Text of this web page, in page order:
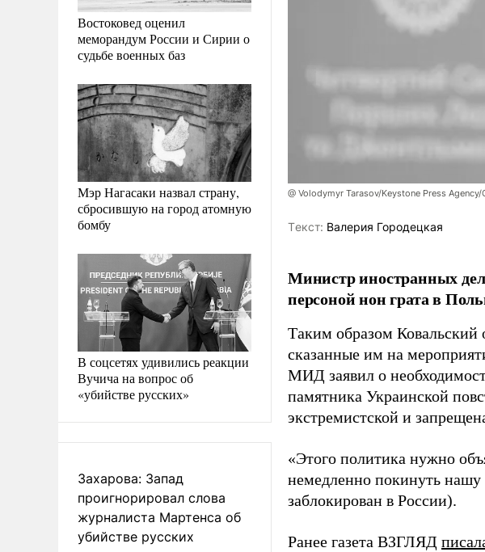
Востоковед оценил
меморандум России и Сирии о
судьбе военных баз
Мэр Нагасаки назвал страну,
сбросившую на город атомную
бомбу
В соцсетях удивились реакции
Вучича на вопрос об
«убийстве русских»
Захарова: Запад
проигнорировал слова
журналиста Мартенса об
убийстве русских
@ Volodymyr Tarasov/Keystone Press
Tекст: Валерия Городецкая
Министр иностранных
персоной нон грата в
Таким образом Ковальский
сказанные им на
МИД заявил о
памятника Украинской
экстремистской и
«Этого политика нужно
немедленно покинуть
заблокирован в России).
Ранее газета ВЗГЛЯД